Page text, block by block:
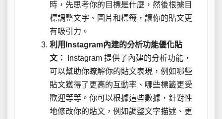
時，先思考你的目標是什麼，然後根據目
標調整文字、圖片和標籤，讓你的貼文更
有吸引力。
利用Instagram內建的分析功能優化貼
文：
Instagram 提供了內建的分析功能，
可以幫助你瞭解你的貼文表現，例如哪些
貼文獲得了更高的互動率、哪些標籤更受
歡迎等等。你可以根據這些數據，針對性
地修改你的貼文，例如調整文字描述、更